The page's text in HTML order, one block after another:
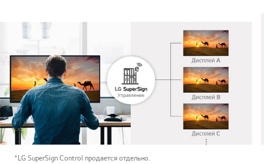
*LG SuperSign Control продается отдельно.